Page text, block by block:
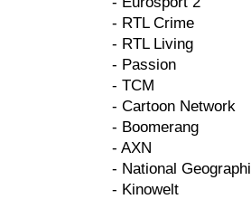
- RTL Crime
- RTL Living
- Passion
- TCM
- Cartoon Network
- Boomerang
- AXN
- National
- Kinowelt